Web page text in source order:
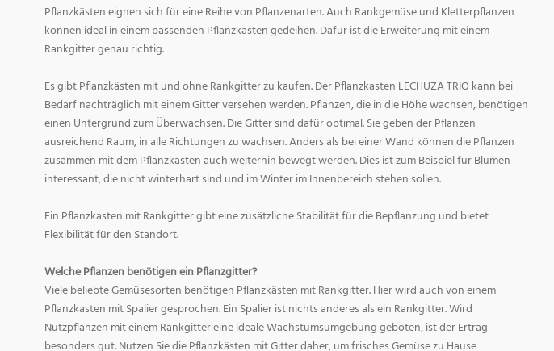
Pflanzkästen eignen sich für eine Reihe von Pflanzenarten. Auch Rankgemüse und Kletterpflanzen
können ideal in einem passenden Pflanzkasten gedeihen. Dafür ist die Erweiterung mit einem
Rankgitter genau richtig.
Es gibt Pflanzkästen mit und ohne Rankgitter zu kaufen. Der Pflanzkasten LECHUZA TRIO kann bei
Bedarf nachträglich mit einem Gitter versehen werden. Pflanzen, die in die Höhe wachsen, benötigen
einen Untergrund zum Überwachsen. Die Gitter sind dafür optimal. Sie geben der Pflanzen
ausreichend Raum, in alle Richtungen zu wachsen. Anders als bei einer Wand können die Pflanzen
zusammen mit dem Pflanzkasten auch weiterhin bewegt werden. Dies ist zum Beispiel für Blumen
interessant, die nicht winterhart sind und im Winter im Innenbereich stehen sollen.
Ein Pflanzkasten mit Rankgitter gibt eine zusätzliche Stabilität für die Bepflanzung und bietet
Flexibilität für den Standort.
Welche Pflanzen benötigen ein Pflanzgitter?
Viele beliebte Gemüsesorten benötigen Pflanzkästen mit Rankgitter. Hier wird auch von einem
Pflanzkasten mit Spalier gesprochen. Ein Spalier ist nichts anderes als ein Rankgitter. Wird
Nutzpflanzen mit einem Rankgitter eine ideale Wachstumsumgebung geboten, ist der Ertrag
besonders gut. Nutzen Sie die Pflanzkästen mit Gitter daher, um frisches Gemüse zu Hause